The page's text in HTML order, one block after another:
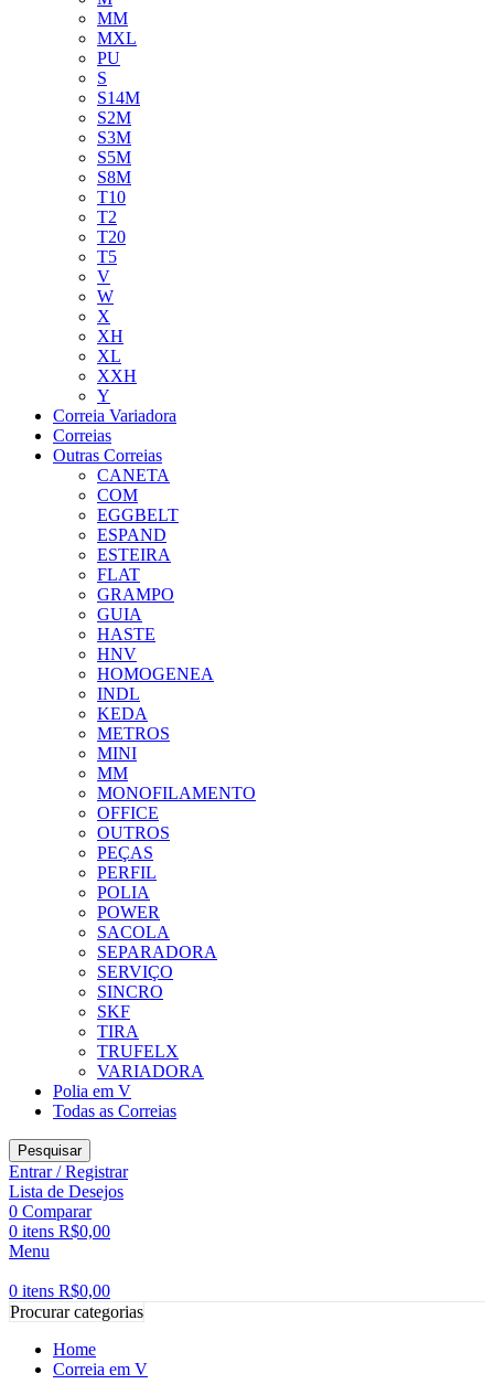
MM
MXL
PU
S
S14M
S2M
S3M
S5M
S8M
T10
T2
T20
T5
V
W
X
XH
XL
XXH
Y
Correia Variadora
Correias
Outras Correias
CANETA
COM
EGGBELT
ESPAND
ESTEIRA
FLAT
GRAMPO
GUIA
HASTE
HNV
HOMOGENEA
INDL
KEDA
METROS
MINI
MM
MONOFILAMENTO
OFFICE
OUTROS
PEÇAS
PERFIL
POLIA
POWER
SACOLA
SEPARADORA
SERVIÇO
SINCRO
SKF
TIRA
TRUFELX
VARIADORA
Polia em V
Todas as Correias
Pesquisar
Entrar / Registrar
Lista de Desejos
0 Comparar
0 itens R$0,00
Menu
0 itens R$0,00
Procurar categorias
Home
Correia em V